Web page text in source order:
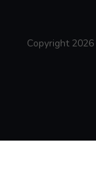
Copyright 2026